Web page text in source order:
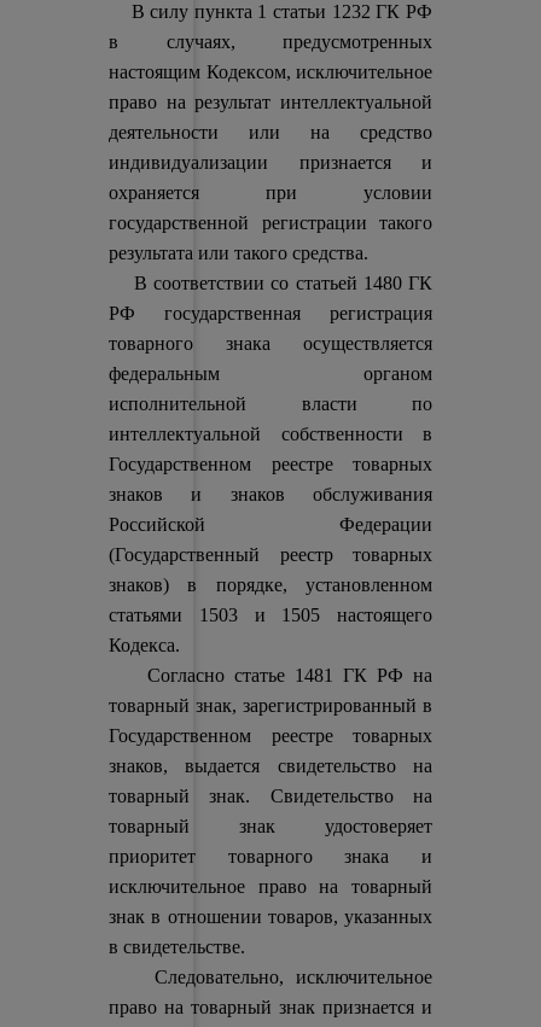
В силу пункта 1 статьи 1232 ГК РФ
в случаях, предусмотренных
настоящим Кодексом, исключительное
право на результат интеллектуальной
деятельности или на средство
индивидуализации признается и
охраняется при условии
государственной регистрации такого
результата или такого средства.
В соответствии со статьей 1480 ГК
РФ государственная регистрация
товарного знака осуществляется
федеральным органом
исполнительной власти по
интеллектуальной собственности в
Государственном реестре товарных
знаков и знаков обслуживания
Российской Федерации
(Государственный реестр товарных
знаков) в порядке, установленном
статьями 1503 и 1505 настоящего
Кодекса.
Согласно статье 1481 ГК РФ на
товарный знак, зарегистрированный в
Государственном реестре товарных
знаков, выдается свидетельство на
товарный знак. Свидетельство на
товарный знак удостоверяет
приоритет товарного знака и
исключительное право на товарный
знак в отношении товаров, указанных
в свидетельстве.
Следовательно, исключительное
право на товарный знак признается и